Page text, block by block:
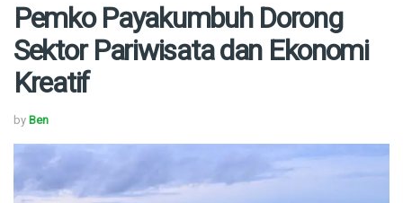
Pemko Payakumbuh Dorong
Sektor Pariwisata dan Ekonomi
Kreatif
by Ben